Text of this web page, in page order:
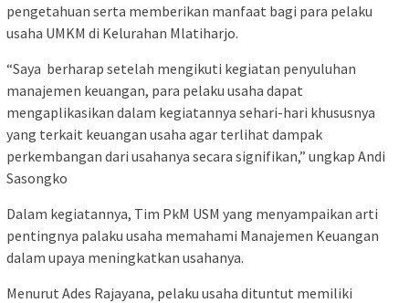
pengetahuan serta memberikan manfaat bagi para pelaku
usaha UMKM di Kelurahan Mlatiharjo.
“Saya berharap setelah mengikuti kegiatan penyuluhan
manajemen keuangan, para pelaku usaha dapat
mengaplikasikan dalam kegiatannya sehari-hari khususnya
yang terkait keuangan usaha agar terlihat dampak
perkembangan dari usahanya secara signifikan,” ungkap Andi
Sasongko
Dalam kegiatannya, Tim PkM USM yang menyampaikan arti
pentingnya palaku usaha memahami Manajemen Keuangan
dalam upaya meningkatkan usahanya.
Menurut Ades Rajayana, pelaku usaha dituntut memiliki